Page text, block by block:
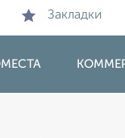
Закладки